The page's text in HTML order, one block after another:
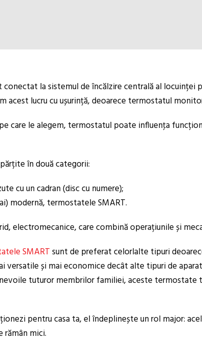
conectat la sistemul de încălzire centrală al
acest lucru cu ușurință, deoarece termostatul
care le alegem, termostatul poate influenţa
în două categorii:
cu un cadran (disc cu numere);
modernă, termostatele SMART.
electromecanice, care combină operațiunile și
SMARTsunt de preferat celorlalte tipuri
versatile și mai economice decât alte tipuri de
tuturor membrilor familiei, aceste
pentru casa ta, el îndeplinește un rol major:
mici.